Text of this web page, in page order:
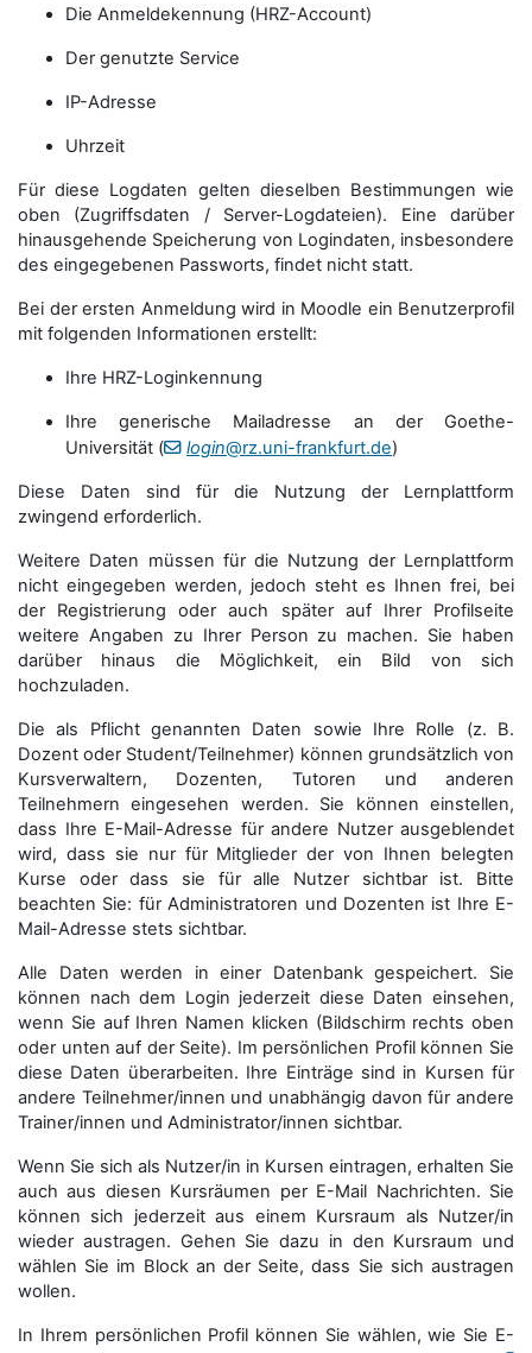
Die Anmeldekennung (HRZ-Account)
Der genutzte Service
IP-Adresse
Uhrzeit
Für diese Logdaten gelten dieselben Bestimmungen wie
oben (Zugriffsdaten / Server-Logdateien). Eine darüber
hinausgehende Speicherung von Logindaten, insbesondere
des eingegebenen Passworts, findet nicht statt.
Bei der ersten Anmeldung wird in Moodle ein Benutzerprofil
mit folgenden Informationen erstellt:
Ihre HRZ-Loginkennung
Ihre generische Mailadresse an der Goethe-
Universität (
login@rz.uni-frankfurt.de)
Diese Daten sind für die Nutzung der Lernplattform
zwingend erforderlich.
Weitere Daten müssen für die Nutzung der Lernplattform
nicht eingegeben werden, jedoch steht es Ihnen frei, bei
der Registrierung oder auch später auf Ihrer Profilseite
weitere Angaben zu Ihrer Person zu machen. Sie haben
darüber hinaus die Möglichkeit, ein Bild von sich
hochzuladen.
Die als Pflicht genannten Daten sowie Ihre Rolle (z. B.
Dozent oder Student/Teilnehmer) können grundsätzlich von
Kursverwaltern, Dozenten, Tutoren und anderen
Teilnehmern eingesehen werden. Sie können einstellen,
dass Ihre E-Mail-Adresse für andere Nutzer ausgeblendet
wird, dass sie nur für Mitglieder der von Ihnen belegten
Kurse oder dass sie für alle Nutzer sichtbar ist. Bitte
beachten Sie: für Administratoren und Dozenten ist Ihre E-
Mail-Adresse stets sichtbar.
Alle Daten werden in einer Datenbank gespeichert. Sie
können nach dem Login jederzeit diese Daten einsehen,
wenn Sie auf Ihren Namen klicken (Bildschirm rechts oben
oder unten auf der Seite). Im persönlichen Profil können Sie
diese Daten überarbeiten. Ihre Einträge sind in Kursen für
andere Teilnehmer/innen und unabhängig davon für andere
Trainer/innen und Administrator/innen sichtbar.
Wenn Sie sich als Nutzer/in in Kursen eintragen, erhalten Sie
auch aus diesen Kursräumen per E-Mail Nachrichten. Sie
können sich jederzeit aus einem Kursraum als Nutzer/in
wieder austragen. Gehen Sie dazu in den Kursraum und
wählen Sie im Block an der Seite, dass Sie sich austragen
wollen.
In Ihrem persönlichen Profil können Sie wählen, wie Sie E-